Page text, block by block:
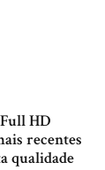
HD
recentes
qualidade